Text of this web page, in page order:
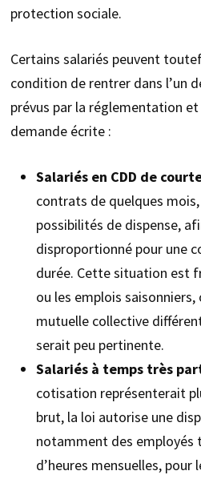
protection sociale.
Certains salariés peuvent
condition de rentrer dans l’un
prévus par la réglementation
demande écrite :
Salariés en CDD de
contrats de quelques
possibilités de dispense,
disproportionné pour une
durée. Cette situation est
ou les emplois saisonniers,
mutuelle collective
serait peu pertinente.
Salariés à temps très
cotisation représenterait
brut, la loi autorise une
notamment des employés
d’heures mensuelles,